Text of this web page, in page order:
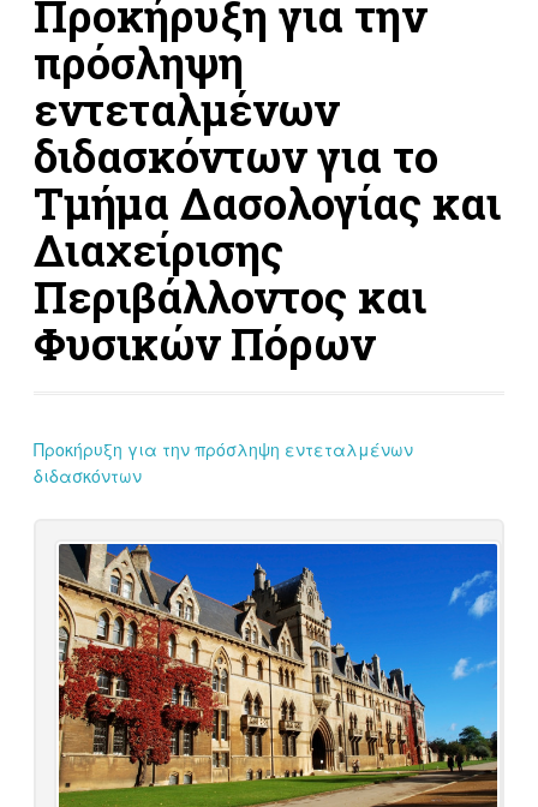
Προκήρυξη για την
πρόσληψη
εντεταλμένων
διδασκόντων για το
Τμήμα Δασολογίας και
Διαχείρισης
Περιβάλλοντος και
Φυσικών Πόρων
Προκήρυξη για την πρόσληψη εντεταλμένων
διδασκόντων